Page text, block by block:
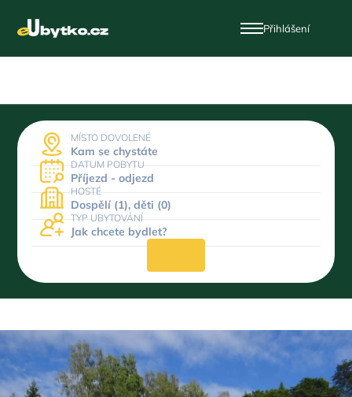
Přihlášení
MÍSTO DOVOLENÉ
Kam se chystáte
DATUM POBYTU
Příjezd - odjezd
HOSTÉ
Dospělí (1), děti (0)
TYP UBYTOVÁNÍ
Jak chcete bydlet?